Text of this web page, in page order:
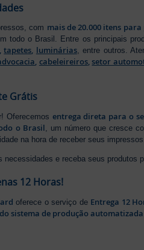
com mais de 20.000 itens
todo o Brasil. Entre os principais
tapetes, luminárias, entre outros.
, cabeleireiros, setor
Grátis
Oferecemos entrega direta para o
o Brasil, um número que cresce
na hora de receber seus
e receba seus produtos
12 Horas!
oferece o serviço de Entrega 12
sistema de produção automatizada